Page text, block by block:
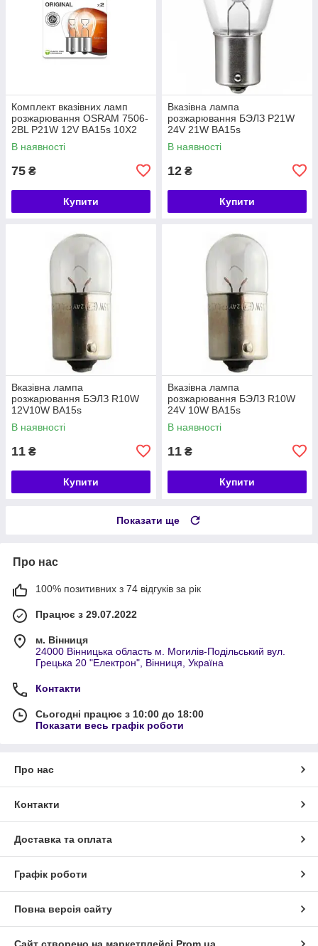
Комплект вказівних ламп
розжарювання OSRAM 7506-
2BL P21W 12V BA15s 10X2
В наявності
75 ₴
Купити
Вказівна лампа
розжарювання БЭЛЗ P21W
24V 21W BA15s
В наявності
12 ₴
Купити
Вказівна лампа
розжарювання БЭЛЗ R10W
12V10W BA15s
В наявності
11 ₴
Купити
Вказівна лампа
розжарювання БЭЛЗ R10W
24V 10W BA15s
В наявності
11 ₴
Купити
Показати ще
Про нас
100% позитивних з 74 відгуків за рік
Працює з 29.07.2022
м. Вінниця
24000 Вінницька область м. Могилів-Подільський вул.
Грецька 20 "Електрон", Вінниця, Україна
Контакти
Сьогодні працює з 10:00 до 18:00
Показати весь графік роботи
Про нас
Контакти
Доставка та оплата
Графік роботи
Повна версія сайту